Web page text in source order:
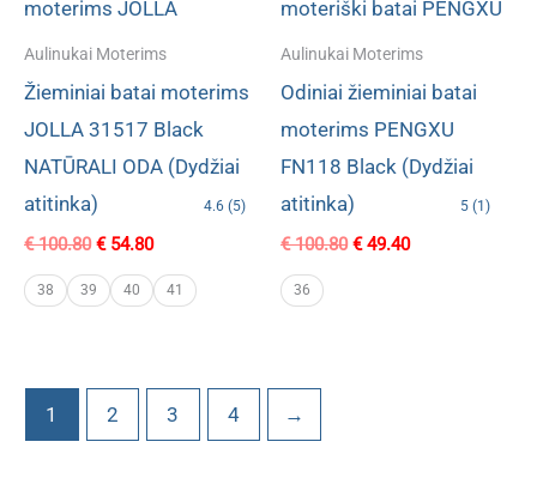
Aulinukai Moterims
Žieminiai batai moterims
JOLLA 31517 Black
NATŪRALI ODA (Dydžiai
atitinka)
4.6 (5)
€100.80 Original
was:
€ 100.80.
€54.80Current
is:
€ 54.80.
38 39 40 41
Aulinukai Moterims
Odiniai žieminiai batai
moterims PENGXU
FN118 Black (Dydžiai
atitinka)
5 (1)
€100.80 Original
€49.40Current
36
1 2 3 4 →